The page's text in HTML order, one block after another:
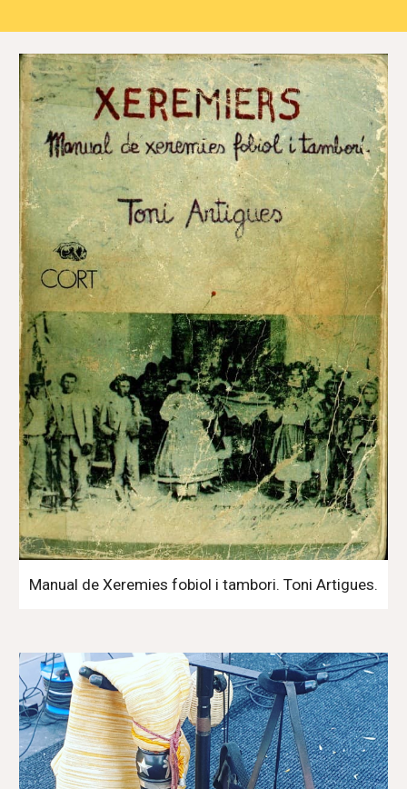
Manual de Xeremies fobiol i tambori. Toni Artigues.